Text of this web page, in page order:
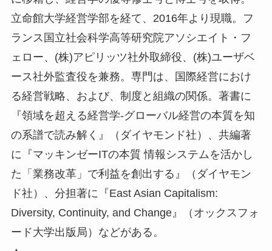
立命館大学経営学部を経て、2016年より現職。フ
ランス国立社会科学高等研究院アソシエイト・フ
ェロー、(株)アピリッツ社外取締役、(株)ユーザベ
ース社外監査役を兼務。専門は、国際経営におけ
る経営戦略、および、制度と組織の関係。著書に
『領域を超える経営学-グローバル経営の本質を知
の系譜で読み解く』（ダイヤモンド社）、共編著
に『マッキンゼーITの本質 情報システムを活かし
た「業務改革」で利益を創出する』（ダイヤモン
ド社）、分担著に『East Asian Capitalism:
Diversity, Continuity, and Change』（オックスフォ
ード大学出版局）などがある。